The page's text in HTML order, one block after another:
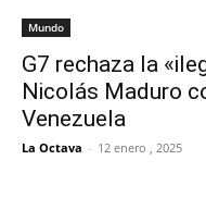
Mundo
G7 rechaza la
Nicolás Maduro
Venezuela
La Octava - 12 enero , 2025